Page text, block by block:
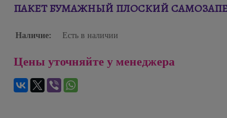
ПАКЕТ БУМАЖНЫЙ ПЛОСКИЙ
Наличие: Есть в наличии
Цены уточняйте у менеджера